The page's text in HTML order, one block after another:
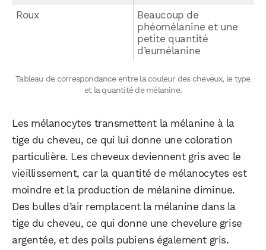
Roux
Beaucoup de
phéomélanine et une
petite quantité
d’eumélanine
Tableau de correspondance entre la couleur des cheveux, le type
et la quantité de mélanine.
Les mélanocytes transmettent la mélanine à la
tige du cheveu, ce qui lui donne une coloration
particulière. Les cheveux deviennent gris avec le
vieillissement, car la quantité de mélanocytes est
moindre et la production de mélanine diminue.
Des bulles d’air remplacent la mélanine dans la
tige du cheveu, ce qui donne une chevelure grise
argentée, et des poils pubiens également gris.